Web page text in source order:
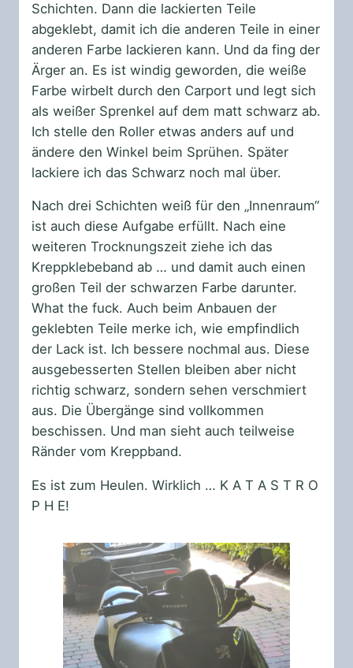
Schichten. Dann die lackierten Teile
abgeklebt, damit ich die anderen Teile in einer
anderen Farbe lackieren kann. Und da fing der
Ärger an. Es ist windig geworden, die weiße
Farbe wirbelt durch den Carport und legt sich
als weißer Sprenkel auf dem matt schwarz ab.
Ich stelle den Roller etwas anders auf und
ändere den Winkel beim Sprühen. Später
lackiere ich das Schwarz noch mal über.
Nach drei Schichten weiß für den „Innenraum“
ist auch diese Aufgabe erfüllt. Nach eine
weiteren Trocknungszeit ziehe ich das
Kreppklebeband ab … und damit auch einen
großen Teil der schwarzen Farbe darunter.
What the fuck. Auch beim Anbauen der
geklebten Teile merke ich, wie empfindlich
der Lack ist. Ich bessere nochmal aus. Diese
ausgebesserten Stellen bleiben aber nicht
richtig schwarz, sondern sehen verschmiert
aus. Die Übergänge sind vollkommen
beschissen. Und man sieht auch teilweise
Ränder vom Kreppband.
Es ist zum Heulen. Wirklich … K A T A S T R O
P H E!